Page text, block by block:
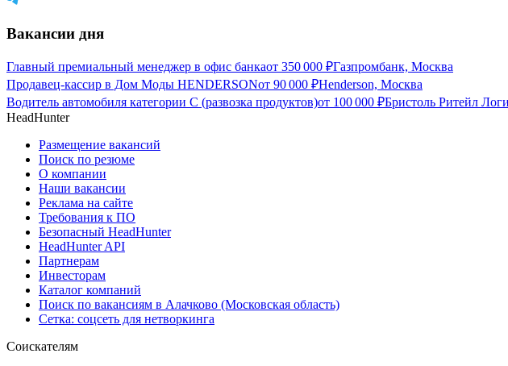
Вакансии дня
Главный премиальный менеджер в офис банкаот 350 000 ₽Газпромбанк, Москва
Продавец-кассир в Дом Моды HENDERSONот 90 000 ₽Henderson, Москва
Водитель автомобиля категории C (развозка продуктов)от 100 000 ₽Бристоль Ритейл
HeadHunter
Размещение вакансий
Поиск по резюме
О компании
Наши вакансии
Реклама на сайте
Требования к ПО
Безопасный HeadHunter
HeadHunter API
Партнерам
Инвесторам
Каталог компаний
Поиск по вакансиям в Алачково (Московская область)
Сетка: соцсеть для нетворкинга
Соискателям